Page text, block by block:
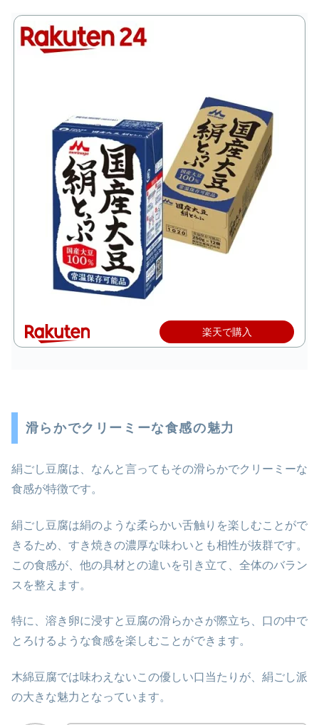
楽天で購入
滑らかでクリーミーな食感の魅力
絹ごし豆腐は、なんと言ってもその滑らかでクリーミーな
食感が特徴です。
絹ごし豆腐は絹のような柔らかい舌触りを楽しむことがで
きるため、すき焼きの濃厚な味わいとも相性が抜群です。
この食感が、他の具材との違いを引き立て、全体のバラン
スを整えます。
特に、溶き卵に浸すと豆腐の滑らかさが際立ち、口の中で
とろけるような食感を楽しむことができます。
木綿豆腐では味わえないこの優しい口当たりが、絹ごし派
の大きな魅力となっています。